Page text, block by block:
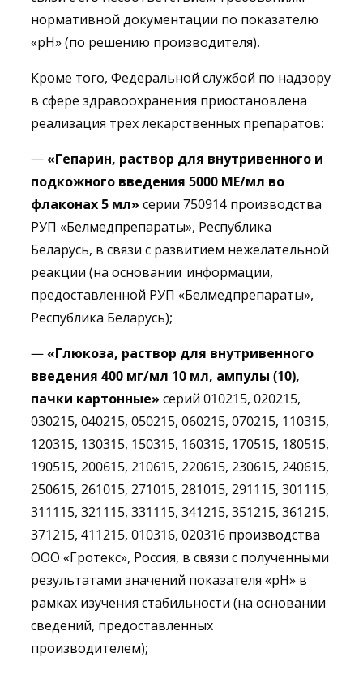
нормативной документации по показателю
«рН» (по решению производителя).
Кроме того, Федеральной службой по надзору
в сфере здравоохранения приостановлена
реализация трех лекарственных препаратов:
—«Гепарин, раствор для внутривенного и
подкожного введения 5000 МЕ/мл во
флаконах 5 мл» серии 750914 производства
РУП «Белмедпрепараты», Республика
Беларусь, в связи с развитием нежелательной
реакции (на основании информации,
предоставленной РУП «Белмедпрепараты»,
Республика Беларусь);
—«Глюкоза, раствор для внутривенного
введения 400 мг/мл 10 мл, ампулы (10),
пачки картонные» серий 010215, 020215,
030215, 040215, 050215, 060215, 070215, 110315,
120315, 130315, 150315, 160315, 170515, 180515,
190515, 200615, 210615, 220615, 230615, 240615,
250615, 261015, 271015, 281015, 291115, 301115,
311115, 321115, 331115, 341215, 351215, 361215,
371215, 411215, 010316, 020316 производства
ООО «Гротекс», Россия, в связи с полученными
результатами значений показателя «рН» в
рамках изучения стабильности (на основании
сведений, предоставленных
производителем);